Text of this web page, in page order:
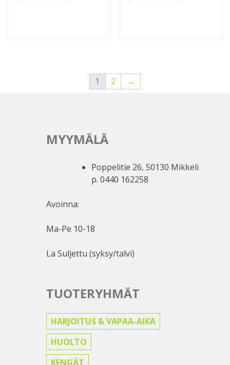
1 2 →
MYYMÄLÄ
Poppelitie 26, 50130 Mikkeli
p. 0440 162258
Avoinna:
Ma-Pe 10-18
La Suljettu (syksy/talvi)
TUOTERYHMÄT
HARJOITUS & VAPAA-AIKA
HUOLTO
KENGÄT